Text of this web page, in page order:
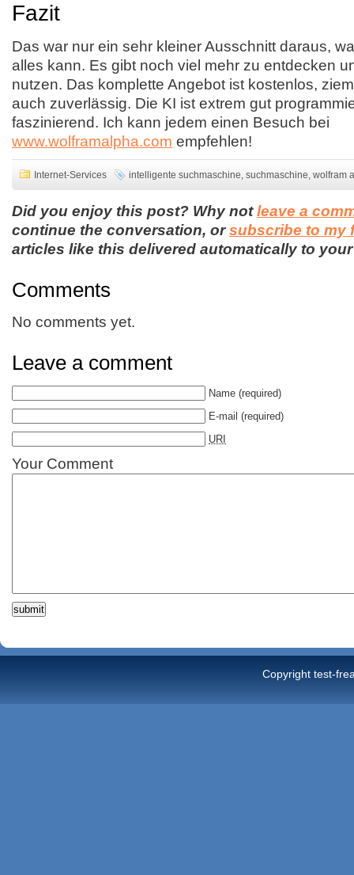
Fazit
Das war nur ein sehr kleiner Ausschnitt daraus,
alles kann. Es gibt noch viel mehr zu entdecken
nutzen. Das komplette Angebot ist kostenlos,
auch zuverlässig. Die KI ist extrem gut
faszinierend. Ich kann jedem einen Besuch bei
www.wolframalpha.com empfehlen!
Internet-Services intelligente suchmaschine, suchmaschine, wolfram
Did you enjoy this post? Why notleave a
continue the conversation, orsubscribe to my
articles like this delivered automatically to your
Comments
No comments yet.
Leave a comment
Name (required)
E-mail (required)
URI
Your Comment
Copyright test-